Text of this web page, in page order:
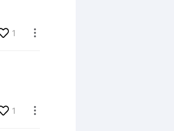
1 
1 